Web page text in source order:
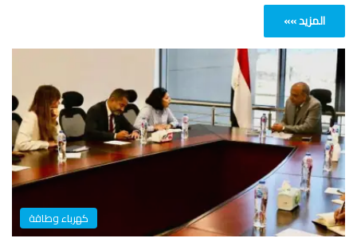
المزيد »»
كهرباء وطاقة